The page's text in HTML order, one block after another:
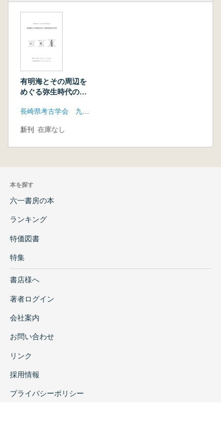
有明海とその周辺を
めぐる弥生時代の交
新刊 在庫なし
本を探す
六一書房の本
ランキング
特価図書
特集
書店様へ
著者ログイン
会社案内
お問い合わせ
リンク
採用情報
プライバシーポリシー